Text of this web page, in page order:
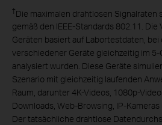
†Die maximalen drahtlosen Signalraten
gemäß den IEEE-Standards 802.11.
Geräten basiert auf Labortestdaten,
verschiedener Geräte gleichzeitig im 5-
analysiert wurden. Diese Geräte
Szenario mit gleichzeitig laufenden
Raum, darunter 4K-Videos, 1080p-
Downloads, Web-Browsing, IP-Kameras
Der tatsächliche drahtlose